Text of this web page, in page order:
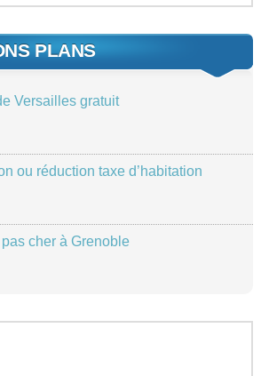
PLANS
Versailles gratuit
ou réduction taxe d’habitation
cher à Grenoble